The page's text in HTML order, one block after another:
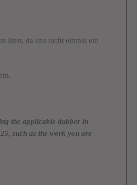
lässt, da uns nicht einmal ein
the applicable dubber in
such as the work you are